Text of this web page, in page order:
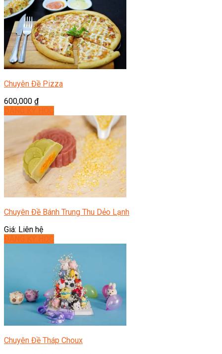
Chuyên Đề Pizza
600,000 ₫
Chuyên Đề Bánh Trung Thu Dẻo Lạnh
Giá: Liên hệ
Chuyên Đề Tháp Choux